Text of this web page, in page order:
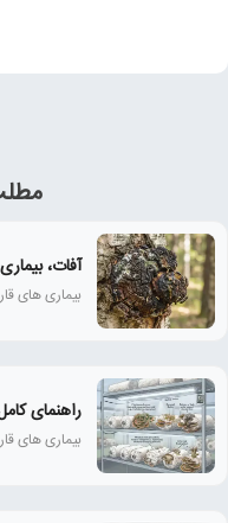
آفات،
بیماری های
راهنمای
بیماری های